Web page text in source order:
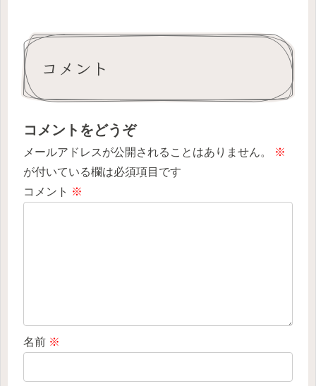
コメント
コメントをどうぞ
メールアドレスが公開されることはありません。
※
が付いている欄は必須項目です
コメント ※
名前 ※